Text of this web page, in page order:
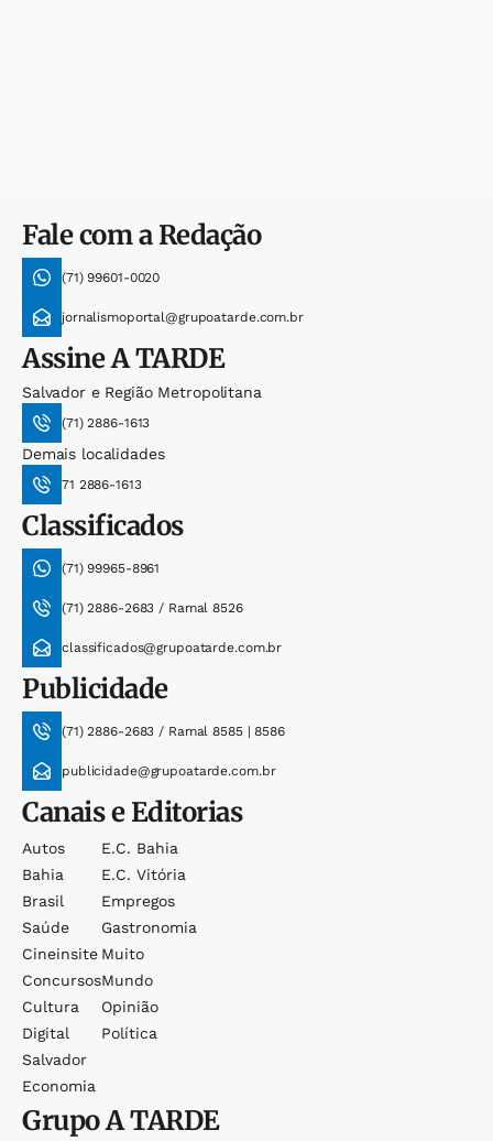
Fale com a Redação
(71) 99601-0020
jornalismoportal@grupoatarde.com.br
AssineA TARDE
Salvador e Região Metropolitana
(71) 2886-1613
Demais localidades
71 2886-1613
Classificados
(71) 99965-8961
(71) 2886-2683 / Ramal 8526
classificados@grupoatarde.com.br
Publicidade
(71) 2886-2683 / Ramal 8585 | 8586
publicidade@grupoatarde.com.br
Canais e Editorias
Autos
Bahia
Brasil
Saúde
Cineinsite
Concursos
Cultura
Digital
Salvador
Economia
E.c. Bahia
E.c. Vitória
Empregos
Gastronomia
Muito
Mundo
Opinião
Política
GrupoA TARDE